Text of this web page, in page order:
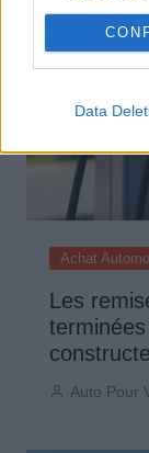
Data
Achat
Les
Auto Pour